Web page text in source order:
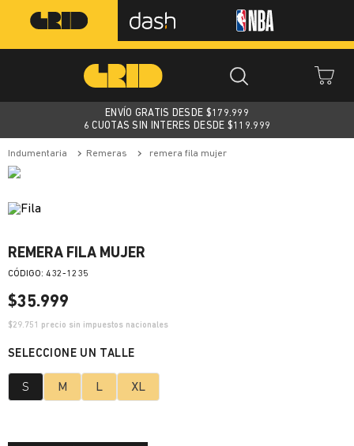
ENVÍO GRATIS DESDE $179.999
6 CUOTAS SIN INTERES DESDE $119.999
indumentaria remeras remera fila mujer
REMERA FILA MUJER
: 432-1235
$35.999
$29.751 precio sin impuestos nacionales
S M L XL